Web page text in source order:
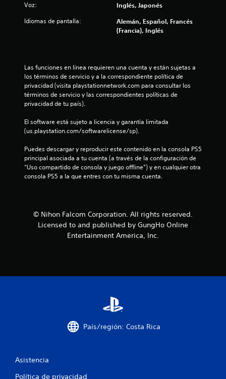
u
o
t
d
e
7
a
Voz: Inglés, Japonés
Idiomas de pantalla:
Alemán, Español, Francés
(Francia), Inglés
Las funciones en línea requieren una cuenta y están sujetas a
los términos de servicio y a la correspondiente política de
privacidad (visita playstationnetwork.com para consultar los
términos de servicio y las correspondientes políticas de
privacidad de tu país).
El software está sujeto a licencia y garantía limitada
(us.playstation.com/softwarelicense/sp).
Puedes descargar y reproducir este contenido en la consola PS5
principal asociada a tu cuenta (a través de la configuración de
“Uso compartido de consola y juego offline”) y en cualquier otra
consola PS5 a la que entres con tu misma cuenta.
© Nihon Falcom Corporation. All rights reserved.
Licensed to and published by GungHo Online
Entertainment America, Inc.
País/región: Costa Rica
Asistencia
Política de privacidad